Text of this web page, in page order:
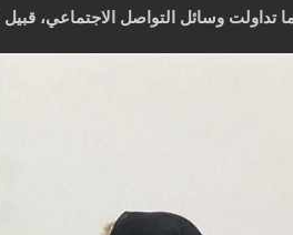
تداولت وسائل التواصل الاجتماعي،